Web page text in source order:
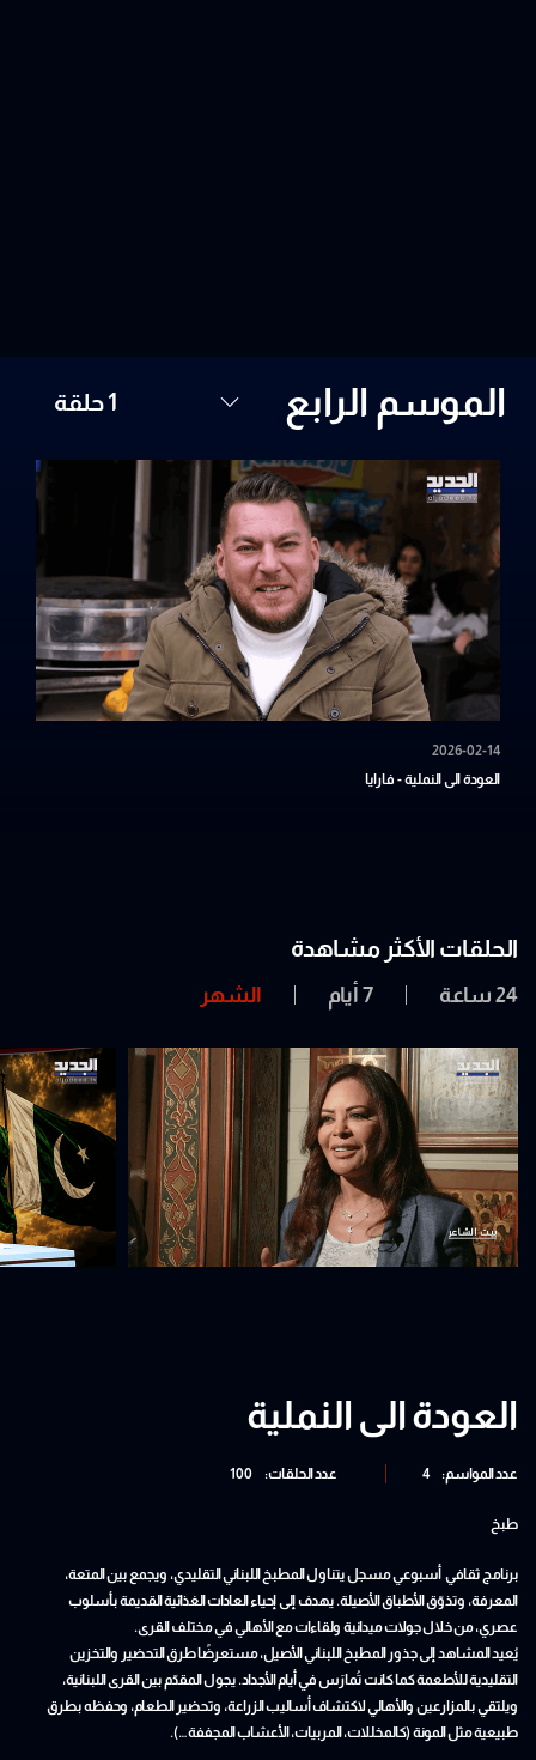
1 حلقة
2026-02-14
العودة الى النملية - فارايا
الحلقات الأكثر مشاهدة
العودة الى النملية
عدد المواسم: 4 عدد الحلقات: 100
طبخ
برنامج ثقافي أسبوعي مسجل يتناول المطبخ اللبناني التقليدي، ويجمع بين المتعة،
المعرفة، وتذوّق الأطباق الأصيلة. يهدف إلى إحياء العادات الغذائية القديمة بأسلوب
عصري، من خلال جولات ميدانية ولقاءات مع الأهالي في مختلف القرى.
يُعيد المشاهد إلى جذور المطبخ اللبناني الأصيل، مستعرضًا طرق التحضير والتخزين
التقليدية للأطعمة كما كانت تُمارَس في أيام الأجداد. يجول المقدّم بين القرى اللبنانية،
ويلتقي بالمزارعين والأهالي لاكتشاف أساليب الزراعة، وتحضير الطعام، وحفظه بطرق
طبيعية مثل المونة (كالمخللات، المربيات، الأعشاب المجففة…).